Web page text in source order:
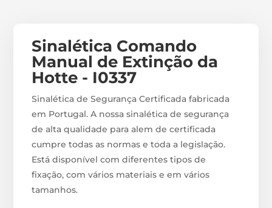
Sinalética Comando
Manual de Extinção da
Hotte - I0337
Sinalética de Segurança Certificada fabricada
em Portugal. A nossa sinalética de segurança
de alta qualidade para alem de certificada
cumpre todas as normas e toda a legislação.
Está disponível com diferentes tipos de
fixação, com vários materiais e em vários
tamanhos.